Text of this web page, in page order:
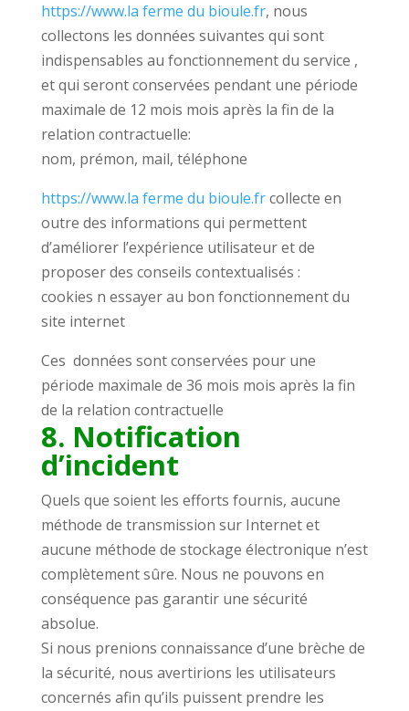
https://www.la ferme du bioule.fr, nous
collectons les données suivantes qui sont
indispensables au fonctionnement du service ,
et qui seront conservées pendant une période
maximale de 12 mois mois après la fin de la
relation contractuelle:
nom, prémon, mail, téléphone
https://www.la ferme du bioule.frcollecte en
outre des informations qui permettent
d’améliorer l’expérience utilisateur et de
proposer des conseils contextualisés :
cookies n essayer au bon fonctionnement du
site internet
Ces données sont conservées pour une
période maximale de 36 mois mois après la fin
de la relation contractuelle
8. Notification
d’incident
Quels que soient les efforts fournis, aucune
méthode de transmission sur Internet et
aucune méthode de stockage électronique n’est
complètement sûre. Nous ne pouvons en
conséquence pas garantir une sécurité
absolue.
Si nous prenions connaissance d’une brèche de
la sécurité, nous avertirions les utilisateurs
concernés afin qu’ils puissent prendre les